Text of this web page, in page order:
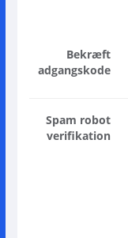
Bekræft
adgangskode
Spam robot
verifikation